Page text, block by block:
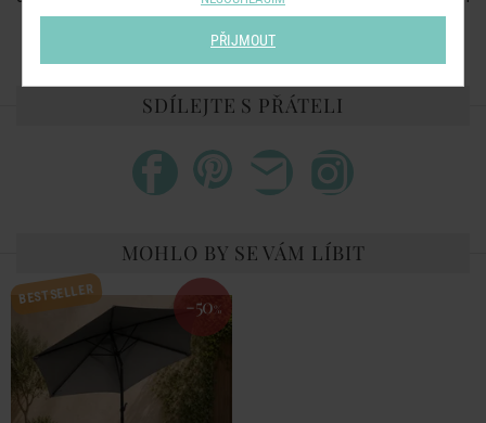
rám: hliník, povlak: polyester
SDÍLEJTE S PŘÁTELI
MOHLO BY SE VÁM LÍBIT
BESTSELLER -50%
PŘIJMOUT